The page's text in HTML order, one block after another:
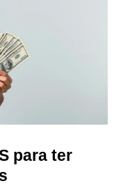
para ter